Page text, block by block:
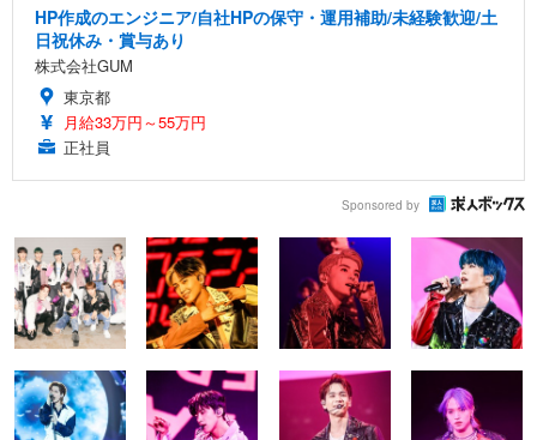
HP作成のエンジニア/自社HPの保守・運用補助/未経験歓迎/土
日祝休み・賞与あり
株式会社GUM
東京都
月給33万円～55万円
正社員
Sponsored by